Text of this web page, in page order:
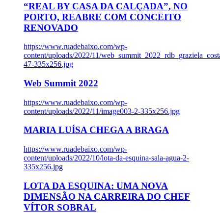
“REAL BY CASA DA CALÇADA”, NO
PORTO, REABRE COM CONCEITO
RENOVADO
https://www.ruadebaixo.com/wp-
content/uploads/2022/11/
47-335x256.jpg
Web Summit 2022
https://www.ruadebaixo.com/wp-
content/uploads/2022/11/image003-2-335x256.jpg
MARIA LUÍSA CHEGA A BRAGA
https://www.ruadebaixo.com/wp-
content/uploads/2022/10/lota-da-esquina-sala-agua-2-
335x256.jpg
LOTA DA ESQUINA: UMA NOVA
DIMENSÃO NA CARREIRA DO CHEF
VÍTOR SOBRAL